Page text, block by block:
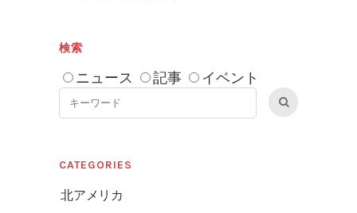
検索
ニュース 記事 イベント
CATEGORIES
北アメリカ